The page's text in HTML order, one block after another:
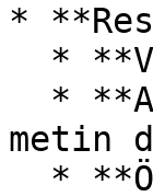
*
metin